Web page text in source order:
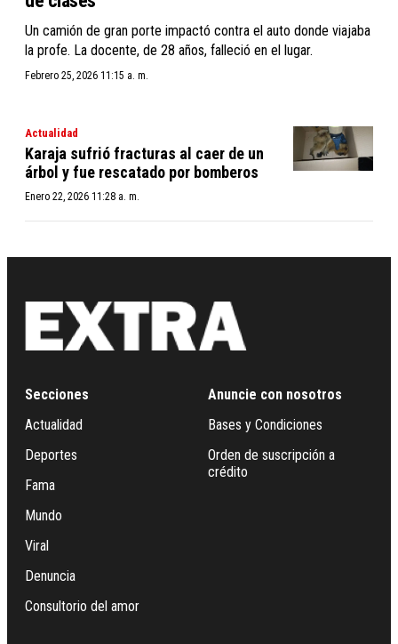
Un camión de gran porte impactó contra el auto donde viajaba
la profe. La docente, de 28 años, falleció en el lugar.
Febrero 25, 2026 11:15 a. m.
Actualidad
Karaja sufrió fracturas al caer de un
árbol y fue rescatado por bomberos
Enero 22, 2026 11:28 a. m.
Secciones
Actualidad
Deportes
Fama
Mundo
Viral
Denuncia
Consultorio del amor
Anuncie con nosotros
Bases y Condiciones
Orden de suscripción a
crédito